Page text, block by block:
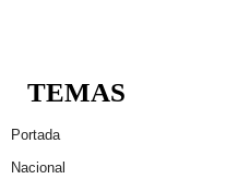
TEMAS
Portada
Nacional